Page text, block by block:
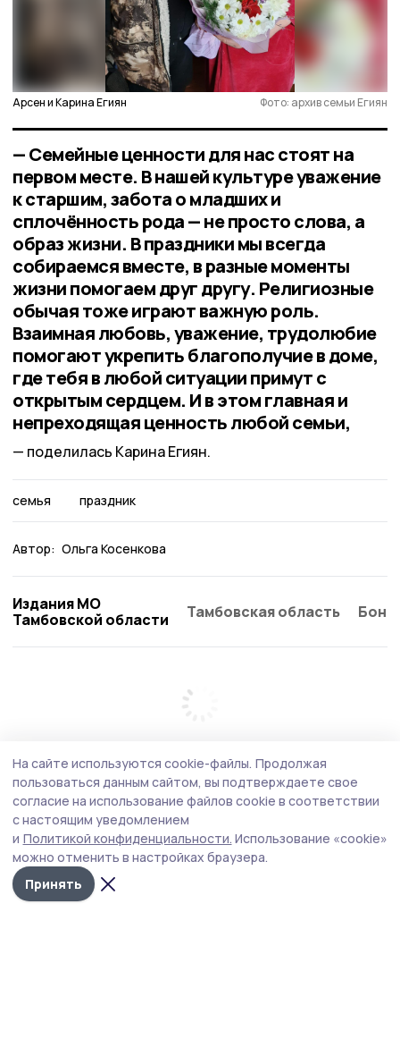
Арсен и Карина Егиян Фото: архив семьи Егиян
— Семейные ценности для нас стоят на
первом месте. В нашей культуре уважение
к старшим, забота о младших и
сплочённость рода — не просто слова, а
образ жизни. В праздники мы всегда
собираемся вместе, в разные моменты
жизни помогаем друг другу. Религиозные
обычая тоже играют важную роль.
Взаимная любовь, уважение, трудолюбие
помогают укрепить благополучие в доме,
где тебя в любой ситуации примут с
открытым сердцем. И в этом главная и
непреходящая ценность любой семьи,
поделилась Карина Егиян.
семья праздник
Автор: Ольга Косенкова
Издания МО
Тамбовской области
Тамбовская область
На сайте используются cookie-файлы. Продолжая
пользоваться данным сайтом, вы подтверждаете свое
согласие на использование файлов cookie в соответствии
с настоящим уведомлением
и Политикой конфиденциальности. Использование «cookie»
можно отменить в настройках браузера.
Принять